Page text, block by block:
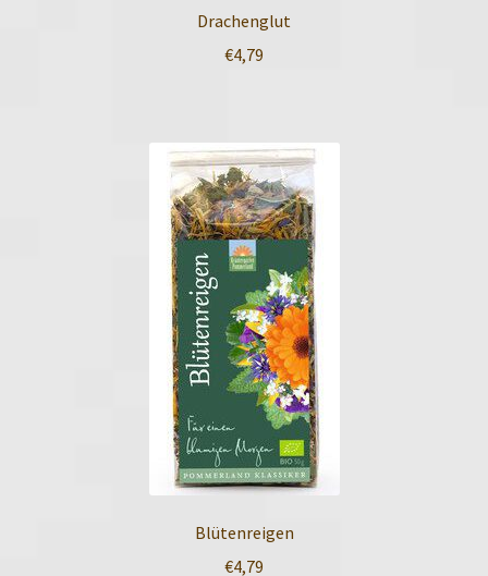
Drachenglut
€4,79
Blütenreigen
€4,79